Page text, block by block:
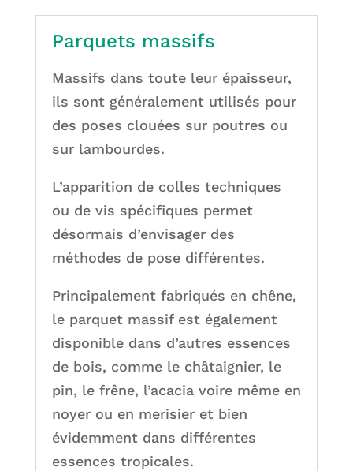
Parquets massifs
Massifs dans toute leur épaisseur,
ils sont généralement utilisés pour
des poses clouées sur poutres ou
sur lambourdes.
L’apparition de colles techniques
ou de vis spécifiques permet
désormais d’envisager des
méthodes de pose différentes.
Principalement fabriqués en chêne,
le parquet massif est également
disponible dans d’autres essences
de bois, comme le châtaignier, le
pin, le frêne, l’acacia voire même en
noyer ou en merisier et bien
évidemment dans différentes
essences tropicales.